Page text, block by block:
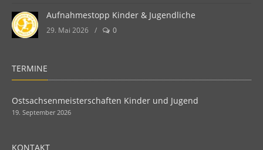
Aufnahmestopp Kinder & Jugendliche
29. Mai 2026 / 0
TERMINE
Ostsachsenmeisterschaften Kinder und Jugend
19. September 2026
KONTAKT